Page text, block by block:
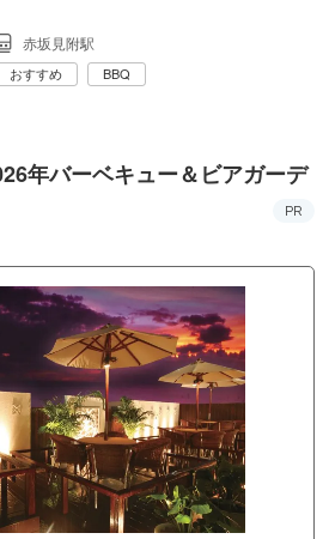
赤坂見附駅
おすすめ BBQ
年バーベキュー＆ビアガーデ
PR